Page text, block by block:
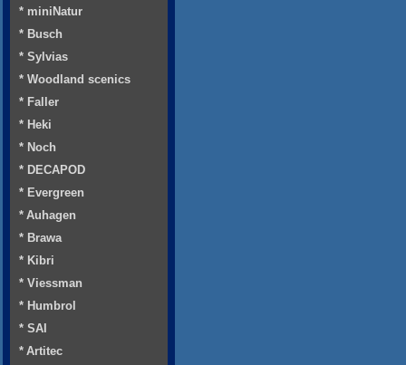
* miniNatur
* Busch
* Sylvias
* Woodland scenics
* Faller
* Heki
* Noch
* DECAPOD
* Evergreen
* Auhagen
* Brawa
* Kibri
* Viessman
* Humbrol
* SAI
* Artitec